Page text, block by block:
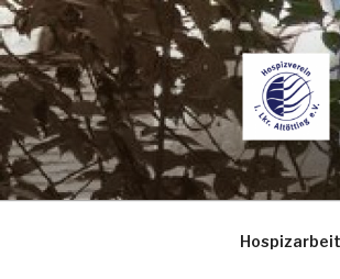
Zum
Inhalt
springen
Hospizarbeit